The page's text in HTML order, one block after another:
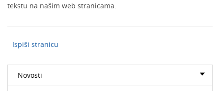
tekstu na našim web stranicama.
Ispiši stranicu
Novosti